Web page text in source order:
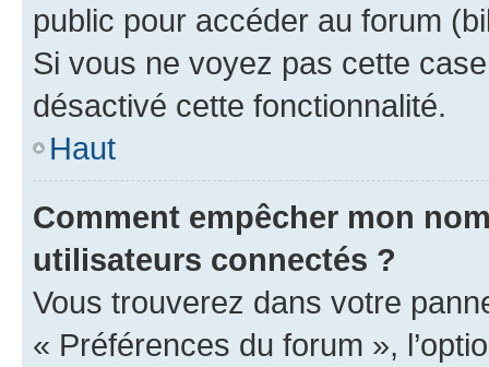
public pour accéder au forum
Si vous ne voyez pas cette
désactivé cette fonctionnalité.
Haut
Comment empêcher mon
utilisateurs connectés ?
Vous trouverez dans votre
« Préférences du forum »,